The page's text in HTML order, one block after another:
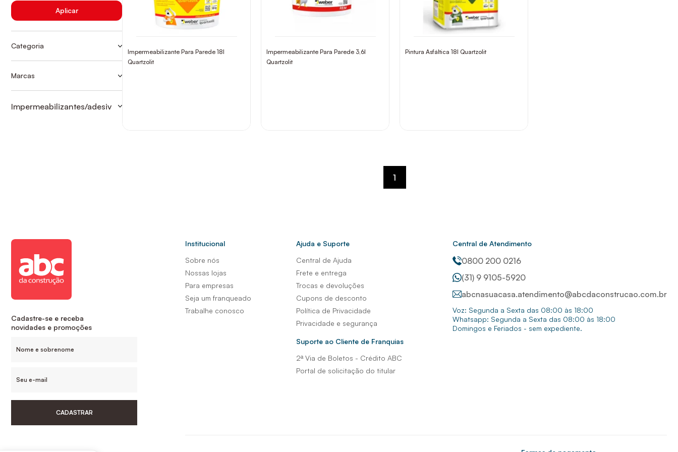
Aplicar
Categoria
Marcas
Impermeabilizantes/adesiv
Impermeabilizante Para Parede 18l
Quartzolit
Impermeabilizante Para Parede 3,6l
Quartzolit
Pintura Asfáltica 18l Quartzolit
1
Cadastre-se e receba
novidades e promoções
CADASTRAR
Institucional
Sobre nós
Nossas lojas
Para empresas
Seja um franqueado
Trabalhe conosco
Ajuda e Suporte
Central de Ajuda
Frete e entrega
Trocas e devoluções
Cupons de desconto
Política de Privacidade
Privacidade e segurança
Suporte ao Cliente de Franquias
2ª Via de Boletos - Crédito ABC
Portal de solicitação do titular
Central de Atendimento
0800 200 0216
(31) 9 9105-5920
abcnasuacasa.atendimento@abcdaconstrucao.com.br
Voz: Segunda a Sexta das 08:00 às 18:00
Whatsapp: Segunda a Sexta das 08:00 às 18:00
Domingos e Feriados - sem expediente.